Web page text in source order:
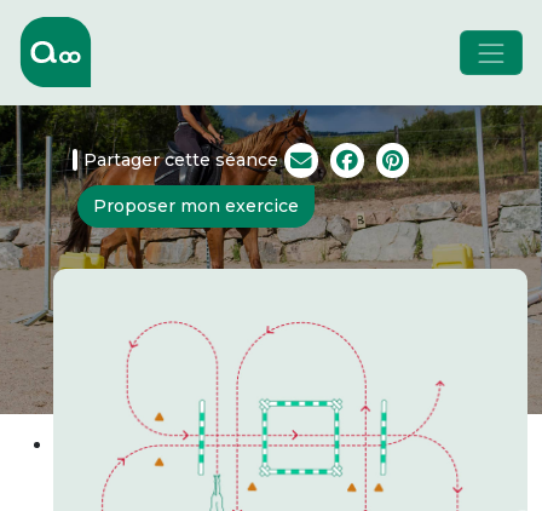
Partager cette séance
Proposer mon exercice